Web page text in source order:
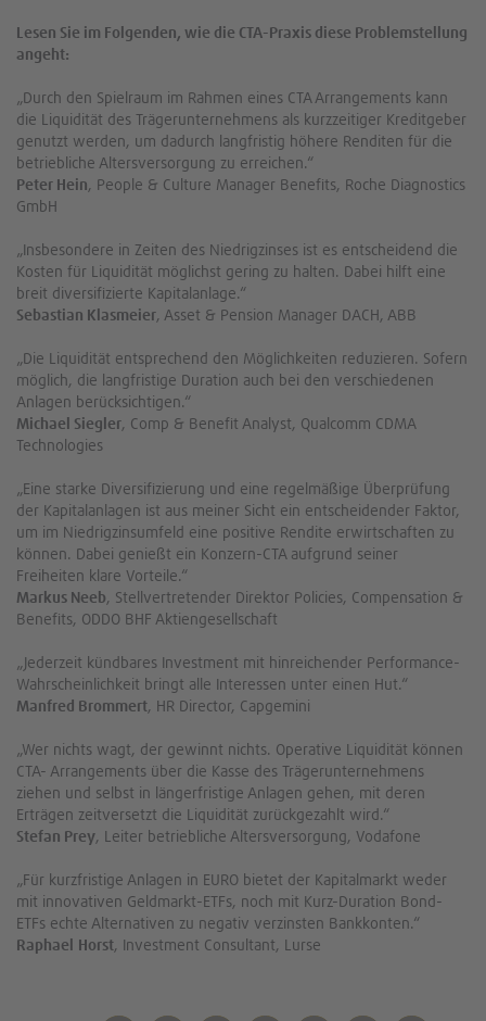
Lesen Sie im Folgenden, wie die CTA-Praxis diese Problemstellung
angeht:
„Durch den Spielraum im Rahmen eines CTA Arrangements kann
die Liquidität des Trägerunternehmens als kurzzeitiger Kreditgeber
genutzt werden, um dadurch langfristig höhere Renditen für die
betriebliche Altersversorgung zu erreichen.“
Peter Hein, People & Culture Manager Benefits, Roche Diagnostics
GmbH
„Insbesondere in Zeiten des Niedrigzinses ist es entscheidend die
Kosten für Liquidität möglichst gering zu halten. Dabei hilft eine
breit diversifizierte Kapitalanlage.“
Sebastian Klasmeier, Asset & Pension Manager DACH, ABB
„Die Liquidität entsprechend den Möglichkeiten reduzieren. Sofern
möglich, die langfristige Duration auch bei den verschiedenen
Anlagen berücksichtigen.“
Michael Siegler, Comp & Benefit Analyst, Qualcomm CDMA
Technologies
„Eine starke Diversifizierung und eine regelmäßige Überprüfung
der Kapitalanlagen ist aus meiner Sicht ein entscheidender Faktor,
um im Niedrigzinsumfeld eine positive Rendite erwirtschaften zu
können. Dabei genießt ein Konzern-CTA aufgrund seiner
Freiheiten klare Vorteile.“
Markus Neeb, Stellvertretender Direktor Policies, Compensation &
Benefits, ODDO BHF Aktiengesellschaft
„Jederzeit kündbares Investment mit hinreichender Performance-
Wahrscheinlichkeit bringt alle Interessen unter einen Hut.“
Manfred Brommert, HR Director, Capgemini
„Wer nichts wagt, der gewinnt nichts. Operative Liquidität können
CTA- Arrangements über die Kasse des Trägerunternehmens
ziehen und selbst in längerfristige Anlagen gehen, mit deren
Erträgen zeitversetzt die Liquidität zurückgezahlt wird.“
Stefan Prey, Leiter betriebliche Altersversorgung, Vodafone
„Für kurzfristige Anlagen in EURO bietet der Kapitalmarkt weder
mit innovativen Geldmarkt-ETFs, noch mit Kurz-Duration Bond-
ETFs echte Alternativen zu negativ verzinsten Bankkonten.“
Raphael Horst, Investment Consultant, Lurse